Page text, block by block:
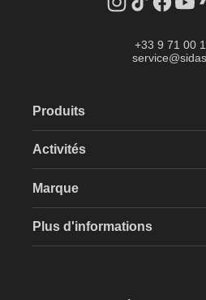
Instagram
Tik
Facebook
+33 9 71 00
Produits
Activités
Marque
Plus d'informations